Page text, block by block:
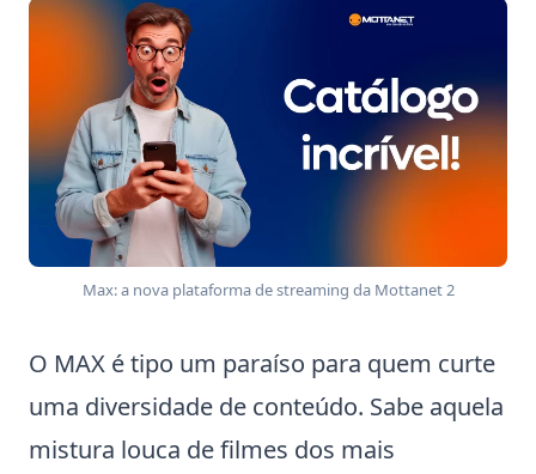
Max: a nova plataforma de streaming da Mottanet 2
O MAX é tipo um paraíso para quem curte
uma diversidade de conteúdo. Sabe aquela
mistura louca de filmes dos mais